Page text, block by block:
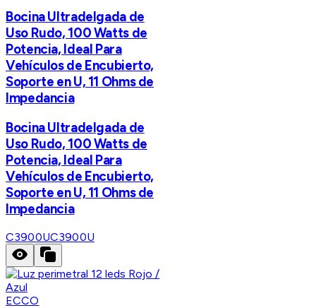
Bocina Ultradelgada de
Uso Rudo, 100 Watts de
Potencia, Ideal Para
Vehículos de Encubierto,
Soporte en U, 11 Ohms de
Impedancia
Bocina Ultradelgada de
Uso Rudo, 100 Watts de
Potencia, Ideal Para
Vehículos de Encubierto,
Soporte en U, 11 Ohms de
Impedancia
C3900UC3900U
ECCO